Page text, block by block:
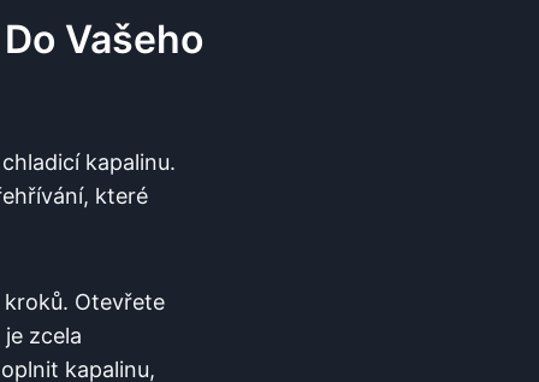
Vašeho
kapalinu.
které
Otevřete
zcela
kapalinu,